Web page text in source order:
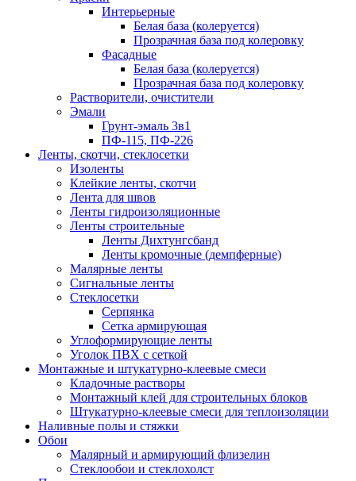
Интерьерные
Белая база (колеруется)
Прозрачная база под колеровку
Фасадные
Белая база (колеруется)
Прозрачная база под колеровку
Растворители, очистители
Эмали
Грунт-эмаль 3в1
ПФ-115, ПФ-226
Ленты, скотчи, стеклосетки
Изоленты
Клейкие ленты, скотчи
Лента для швов
Ленты гидроизоляционные
Ленты строительные
Ленты Дихтунгсбанд
Ленты кромочные (демпферные)
Малярные ленты
Сигнальные ленты
Стеклосетки
Серпянка
Сетка армирующая
Углоформирующие ленты
Уголок ПВХ с сеткой
Монтажные и штукатурно-клеевые смеси
Кладочные растворы
Монтажный клей для строительных блоков
Штукатурно-клеевые смеси для теплоизоляции
Наливные полы и стяжки
Обои
Малярный и армирующий флизелин
Стеклообои и стеклохолст